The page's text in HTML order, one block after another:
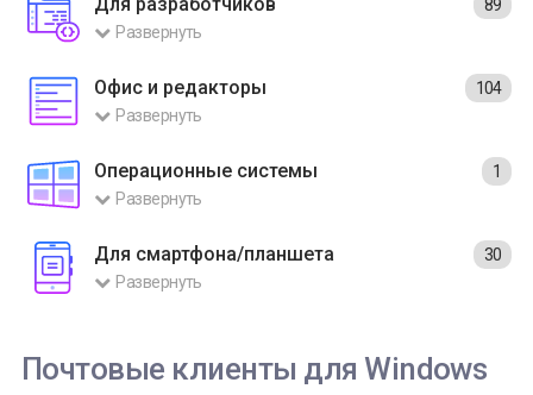
Развернуть
89
Офис и редакторы
Развернуть
104
Операционные системы
Развернуть
1
Для смартфона/планшета
Развернуть
30
Почтовые клиенты для Windows